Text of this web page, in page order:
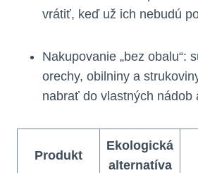
vrátiť, keď už ich nebudú
Nakupovanie „bez obalu“:
orechy, obilniny a
nabrať do vlastných nádob
Produkt
Ekologická
alternatíva